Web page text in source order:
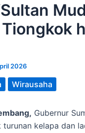
2026
Wirausaha
Gubernur
kelapa dan